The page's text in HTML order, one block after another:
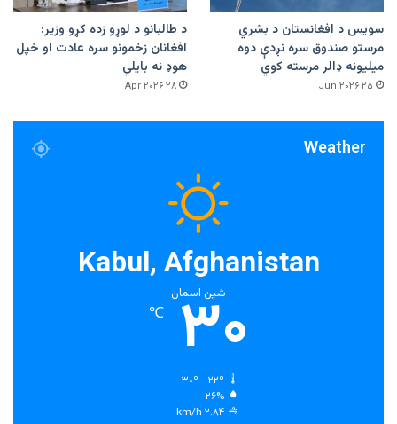
سویس د افغانستان د بشري
مرستو صندوق سره نږدې دوه
میلیونه ډالر مرسته کوي
۲۵ Jun ۲۰۲۶
د طالبانو د لوړو زده کړو وزیر:
افغانان زخمونو سره عادت او خپل
هوډ نه بایلي
۲۸ Apr ۲۰۲۶
Weather
Kabul, Afghanistan
شین اسمان
۳۰ ℃
۲۶%
۲.۸۴ km/h